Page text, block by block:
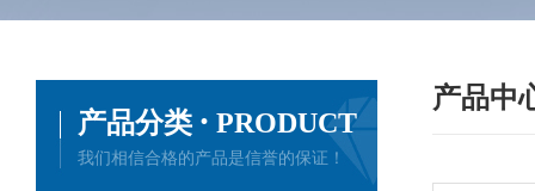
产品中
产品分类 · PRODUCT
我们相信合格的产品是信誉的保证！